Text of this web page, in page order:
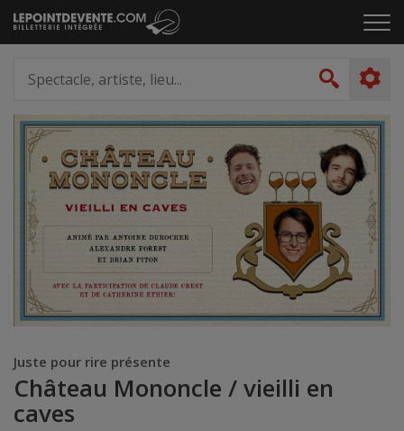
Passer
au
le
artiste,
lieu...
Juste pour rire présente
Château Mononcle / vieilli en
caves